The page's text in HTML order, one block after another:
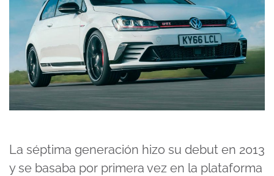
La séptima generación hizo su debut en 2013
y se basaba por primera vez en la plataforma